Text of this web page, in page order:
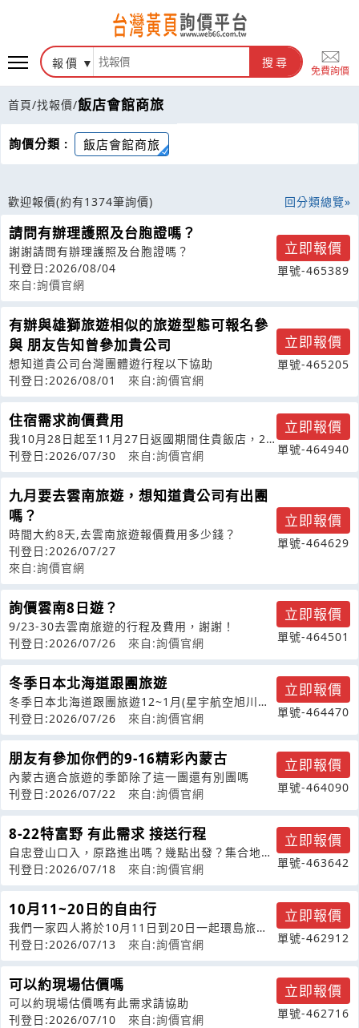
報價 搜尋
免費詢價
首頁/找報價/飯店會館商旅
詢價分類 : 飯店會館商旅
歡迎報價(約有1374筆詢價) 回分類總覽
請問有辦理護照及台胞證嗎？
謝謝請問有辦理護照及台胞證嗎？
刊登日:2026/08/04
來自:詢價官網
立即報價
單號-465389
有辦與雄獅旅遊相似的旅遊型態可報名參
與 朋友告知曾參加貴公司
想知道貴公司台灣團體遊行程以下協助
刊登日:2026/08/01
來自:詢價官網
立即報價
單號-465205
住宿需求詢價費用
我10月28日起至11月27日返國期間住貴飯店，2
人1室。可否給予優惠並預定。謝
刊登日:2026/07/30 來自:詢價官網
立即報價
單號-464940
九月要去雲南旅遊，想知道貴公司有出團
嗎？
時間大約8天,去雲南旅遊報價費用多少錢？
刊登日:2026/07/27
來自:詢價官網
立即報價
單號-464629
詢價雲南8日遊？
9/23-30去雲南旅遊的行程及費用，謝謝！
刊登日:2026/07/26
來自:詢價官網
立即報價
單號-464501
冬季日本北海道跟團旅遊
冬季日本北海道跟團旅遊12~1月(星宇航空旭川動
物園-企鵝遊行)相關行程
刊登日:2026/07/26 來自:詢價官網
立即報價
單號-464470
朋友有參加你們的9-16精彩內蒙古
內蒙古適合旅遊的季節除了這一團還有別團嗎
刊登日:2026/07/22
來自:詢價官網
立即報價
單號-464090
8-22特富野 有此需求 接送行程
自忠登山口入，原路進出嗎？幾點出發？集合地
點？我住新竹市慈雲路。
刊登日:2026/07/18 來自:詢價官網
立即報價
單號-463642
10月11~20日的自由行
我們一家四人將於10月11日到20日一起環島旅
行，後面的台北行程如果必要也需要導
刊登日:2026/07/13 來自:詢價官網
立即報價
單號-462912
可以約現場估價嗎
可以約現場估價嗎有此需求請協助
刊登日:2026/07/10
來自:詢價官網
立即報價
單號-462716